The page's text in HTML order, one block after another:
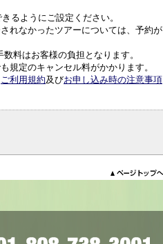
るようにご設定ください。
れなかったツアーについては、予約が
料はお客様の負担となります。
規定のキャンセル料がかかります。
ご利用規約及びお申し込み時の注意事項